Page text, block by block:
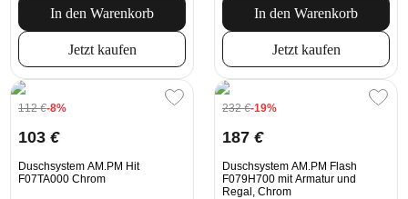
In den Warenkorb
Jetzt kaufen
In den Warenkorb
Jetzt kaufen
112€-8%
103 €
Duschsystem AM.PM Hit
F07TA000 Chrom
232€-19%
187 €
Duschsystem AM.PM Flash
F079H700 mit Armatur und
Regal, Chrom